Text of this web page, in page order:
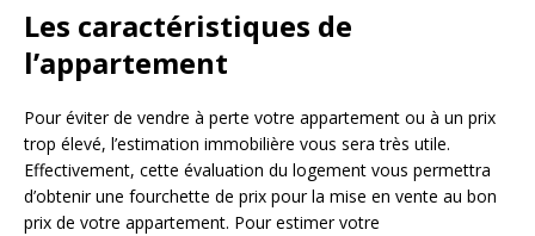
Les caractéristiques de
l’appartement
Pour éviter de vendre à perte votre appartement ou à un prix
trop élevé, l’estimation immobilière vous sera très utile.
Effectivement, cette évaluation du logement vous permettra
d’obtenir une fourchette de prix pour la mise en vente au bon
prix de votre appartement. Pour estimer votre